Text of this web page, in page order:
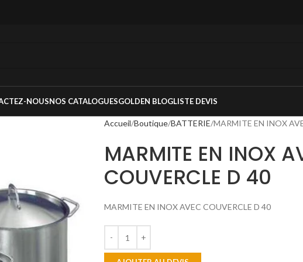
NOUSNOS CATALOGUESGOLDEN BLOGLISTE DEVIS
Accueil Boutique BATTERIE MARMITE EN INOX
MARMITE EN INOX
COUVERCLE D 40
MARMITE EN INOX AVEC COUVERCLE D 40